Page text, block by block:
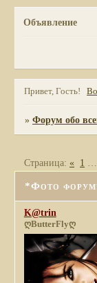
Объявление
Привет, Гость!
»Форум обо
*Фото
Страница: « 1
K@trin
ღButterFlyღ